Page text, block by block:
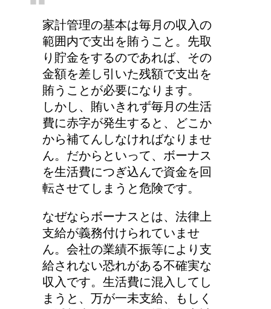
トマトの収穫、なぜ実が
割れるのか？
猫のゴロゴロ音、急に言
わなくなった理由は何？
家計管理の基本は毎月の収入の
範囲内で支出を賄うこと。先取
り貯金をするのであれば、その
金額を差し引いた残額で支出を
賄うことが必要になります。
しかし、賄いきれず毎月の生活
費に赤字が発生すると、どこか
から補てんしなければなりませ
ん。だからといって、ボーナス
を生活費につぎ込んで資金を回
転させてしまうと危険です。
なぜならボーナスとは、法律上
支給が義務付けられていませ
ん。会社の業績不振等により支
給されない恐れがある不確実な
収入です。生活費に混入してし
まうと、万が一未支給、もしく